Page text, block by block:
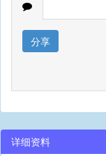
分享
详细资料